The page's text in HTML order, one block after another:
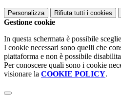
Personalizza Rifiuta tutti i cookies
Gestione cookie
In questa schermata è possibile
I cookie necessari sono quelli che
piattaforma e non è possibile
Per conoscere quali sono i cookie
visionare la COOKIE POLICY.